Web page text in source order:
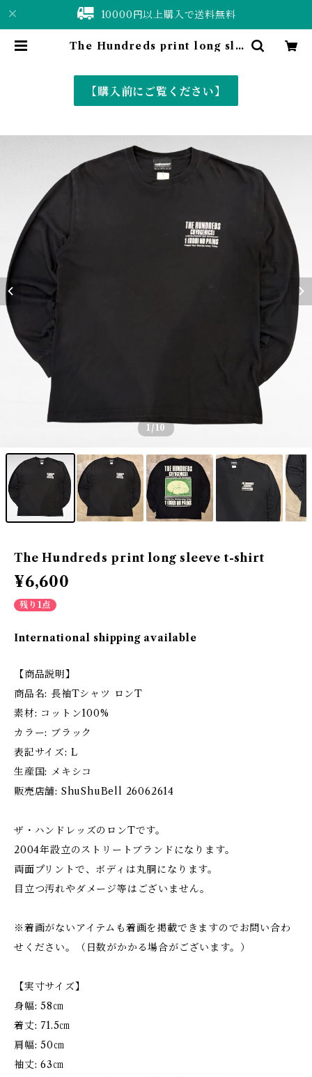
10000円以上購入で送料無料
The Hundreds print long sle
age〉
【購入前にご覧ください】
1 /10
The Hundreds print long sleeve t-shirt
¥6,600
残り1点
International shipping available
【商品説明】
商品名: 長袖Tシャツ ロンT
素材: コットン100%
カラー: ブラック
表記サイズ: L
生産国: メキシコ
販売店舗: ShuShuBell 26062614
ザ・ハンドレッズのロンTです。
2004年設立のストリートブランドになります。
両面プリントで、ボディは丸胴になります。
目立つ汚れやダメージ等はございません。
※着画がないアイテムも着画を掲載できますのでお問い合わ
せください。（日数がかかる場合がございます。）
【実寸サイズ】
身幅: 58㎝
着丈: 71.5㎝
肩幅: 50㎝
袖丈: 63㎝